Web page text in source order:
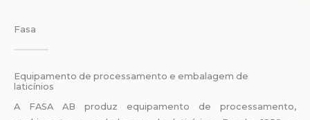
Fasa
Equipamento de processamento e embalagem de
laticínios
A FASA AB produz equipamento de processamento,